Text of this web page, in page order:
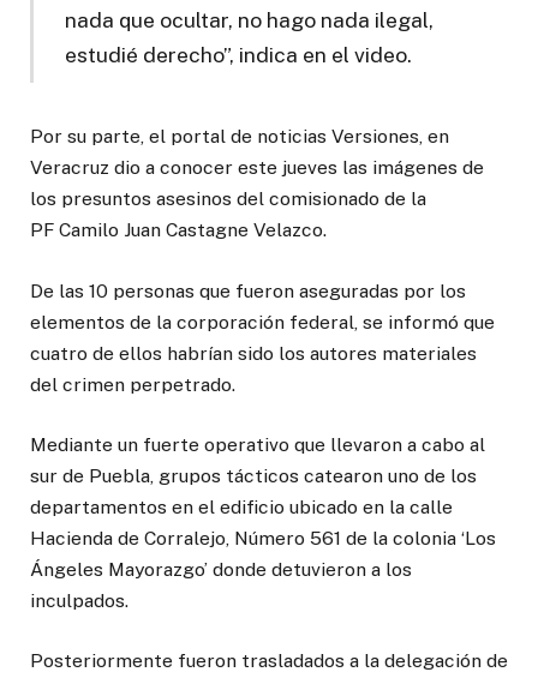
nada que ocultar, no hago nada ilegal,
estudié derecho”, indica en el video.
Por su parte, el portal de noticias Versiones, en
Veracruz dio a conocer este jueves las imágenes de
los presuntos asesinos del comisionado de la
PF Camilo Juan Castagne Velazco.
De las 10 personas que fueron aseguradas por los
elementos de la corporación federal, se informó que
cuatro de ellos habrían sido los autores materiales
del crimen perpetrado.
Mediante un fuerte operativo que llevaron a cabo al
sur de Puebla, grupos tácticos catearon uno de los
departamentos en el edificio ubicado en la calle
Hacienda de Corralejo, Número 561 de la colonia ‘Los
Ángeles Mayorazgo’ donde detuvieron a los
inculpados.
Posteriormente fueron trasladados a la delegación de